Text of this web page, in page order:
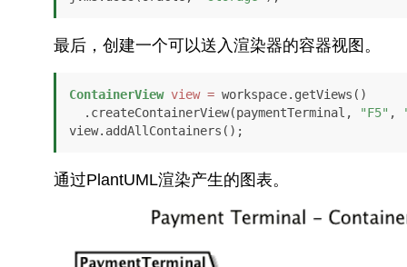
最后，创建一个可以送入渲染器的容器视图。
ContainerView view = workspace.getViews()
  .createContainerView(paymentTerminal,
"F5" ,
view.addAllContainers();
通过PlantUML渲染产生的图表。